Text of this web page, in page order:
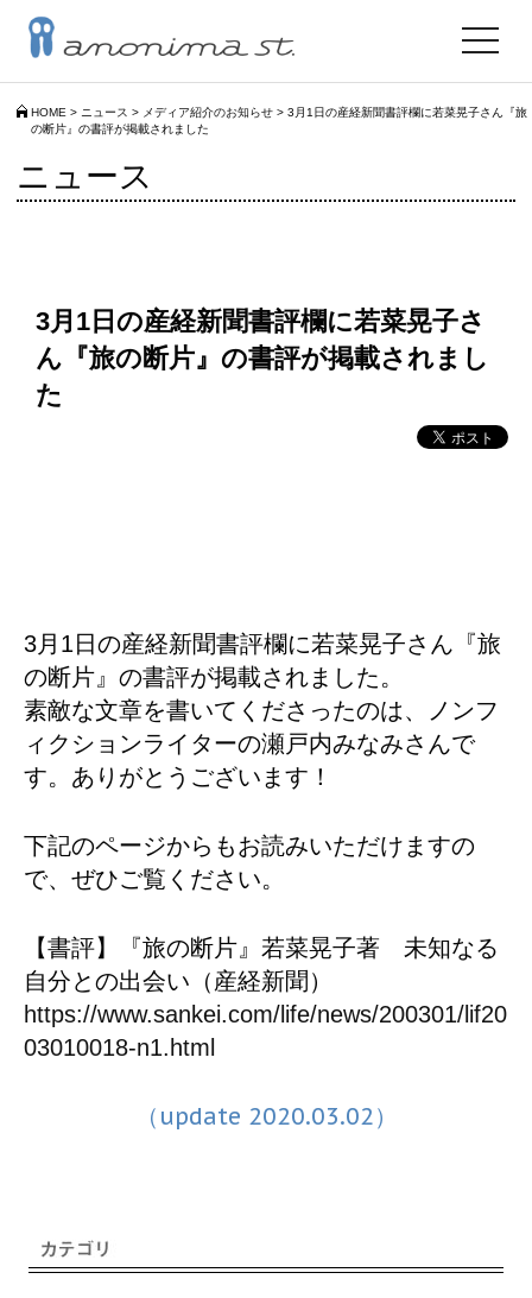
HOME > ニュース > メディア紹介のお知らせ > 3月1日の産経新聞書評欄に若菜晃子さん『旅
の断片』の書評が掲載されました
toggle
ニュース
3月1日の産経新聞書評欄に若菜晃子さ
ん『旅の断片』の書評が掲載されまし
た
3月1日の産経新聞書評欄に若菜晃子さん『旅
の断片』の書評が掲載されました。
素敵な文章を書いてくださったのは、ノンフ
ィクションライターの瀬戸内みなみさんで
す。ありがとうございます！
下記のページからもお読みいただけますの
で、ぜひご覧ください。
【書評】『旅の断片』若菜晃子著 未知なる
自分との出会い（産経新聞）
https://www.sankei.com/life/news/200301/lif20
03010018-n1.html
（update 2020.03.02）